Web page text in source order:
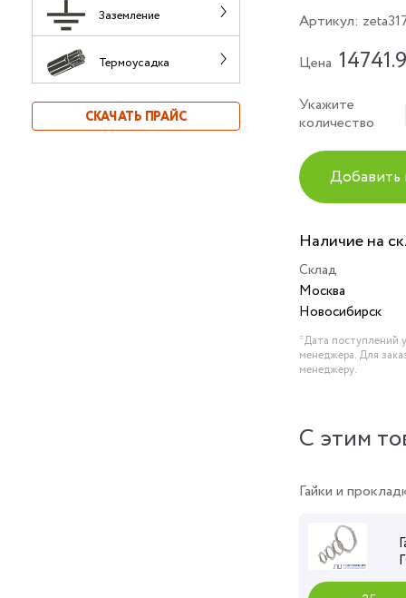
Заземление
Термоусадка
СКАЧАТЬ ПРАЙС
Артикул:
Цена
Укажите
количество
Добавить
Наличие на
Склад
Москва
Новосибирск
*Дата поступлений
менеджера. Для
менеджеру.
C этим
Гайки и